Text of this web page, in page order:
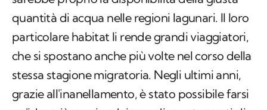
che si spostano anche più volte nel corso della
stessa stagione migratoria. Negli ultimi anni,
grazie all'inanellamento, è stato possibile farsi
un'idea più precisa dei grandi spostamenti di
questo splendido migratore.